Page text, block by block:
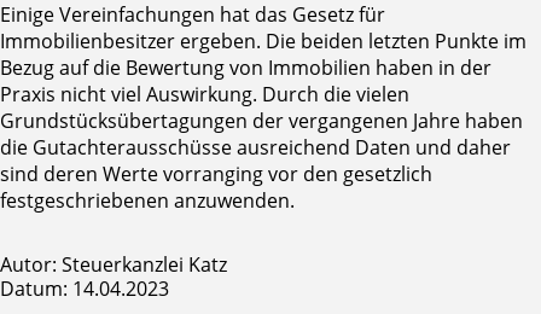
Einige Vereinfachungen hat das Gesetz für
Immobilienbesitzer ergeben. Die beiden letzten Punkte im
Bezug auf die Bewertung von Immobilien haben in der
Praxis nicht viel Auswirkung. Durch die vielen
Grundstücksübertagungen der vergangenen Jahre haben
die Gutachterausschüsse ausreichend Daten und daher
sind deren Werte vorranging vor den gesetzlich
festgeschriebenen anzuwenden.
Autor: Steuerkanzlei Katz
Datum: 14.04.2023